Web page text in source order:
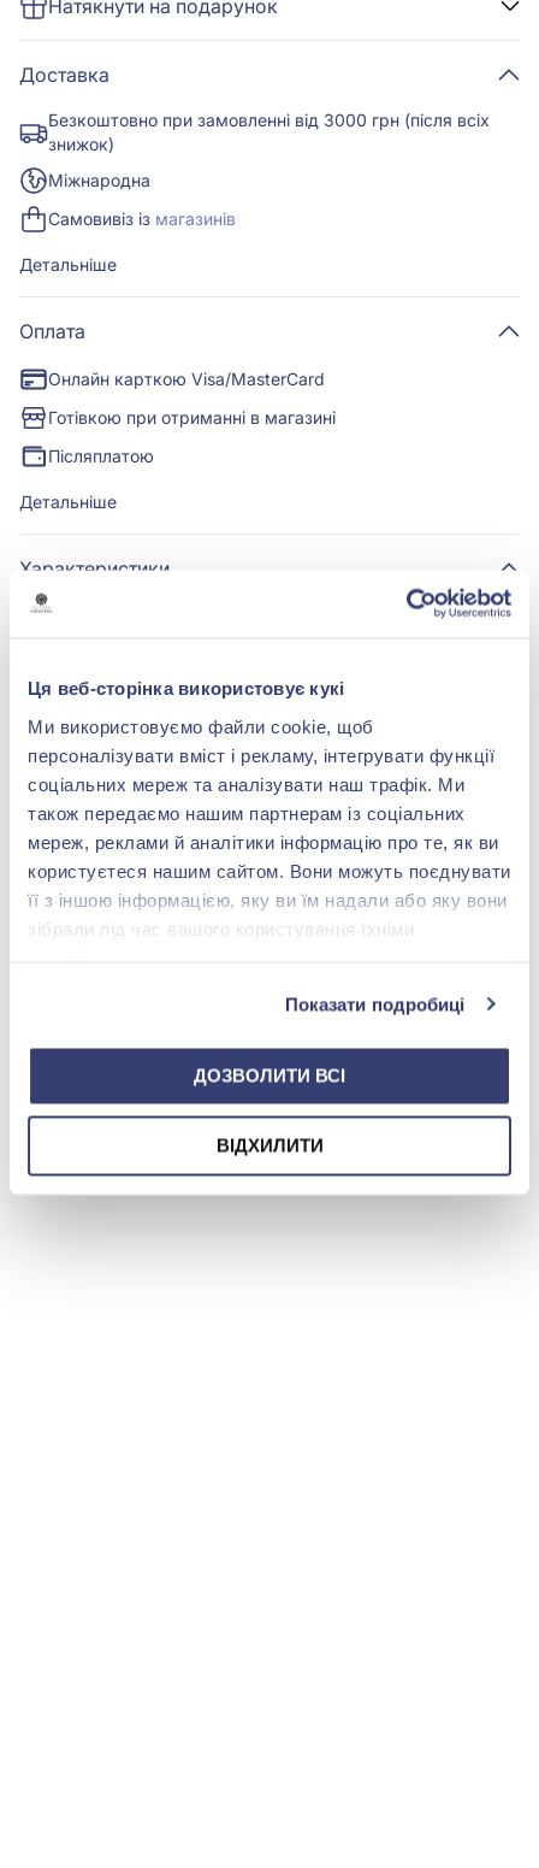
Ця веб-сторінка використовує кукі
Ми використовуємо файли cookie, щоб
персоналізувати вміст і рекламу, інтегрувати функції
соціальних мереж та аналізувати наш трафік. Ми
також передаємо нашим партнерам із соціальних
мереж, реклами й аналітики інформацію про те, як ви
користуєтеся нашим сайтом. Вони можуть поєднувати
її з іншою інформацією, яку ви їм надали або яку вони
зібрали під час вашого користування їхніми
Показати подробиці
ДОЗВОЛИТИ ВСІ
ВІДХИЛИТИ
Натякнути на подарунок
Доставка
Безкоштовно при замовленні від 3000 грн (після всіх
знижок)
Міжнародна
Самовивіз із магазинів
Детальніше
Оплата
Онлайн карткою Visa/MasterCard
Готівкою при отриманні в магазині
Післяплатою
Детальніше
Характеристики
Метал:
Вага:
БРЕНДОВЕ ПАКУВАННЯ
Детальніше
shop@zolotakoroleva.ua
0 800 501 276